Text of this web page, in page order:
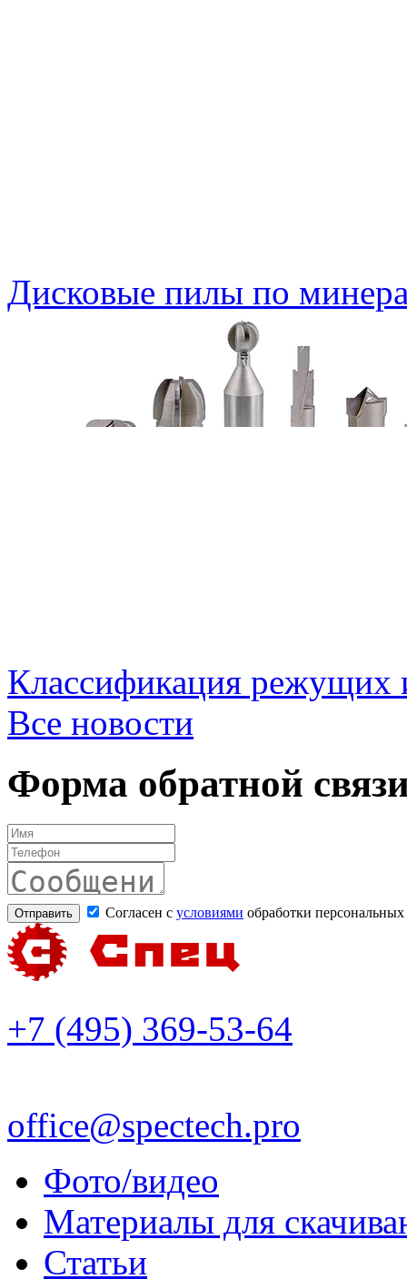
Дисковые пилы по
Классификация режущих
Все новости
Форма обратной
Согласен с условиями обработки
+7 (495) 369-53-64
office@spectech.pro
Фото/видео
Материалы для
Статьи